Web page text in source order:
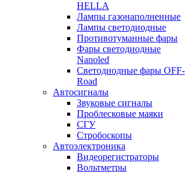
HELLA
Лампы газонаполненные
Лампы светодиодные
Противотуманные фары
Фары светодиодные
Nanoled
Светодиодные фары OFF-
Road
Автосигналы
Звуковые сигналы
Проблесковые маяки
СГУ
Стробоскопы
Автоэлектроника
Видеорегистраторы
Вольтметры